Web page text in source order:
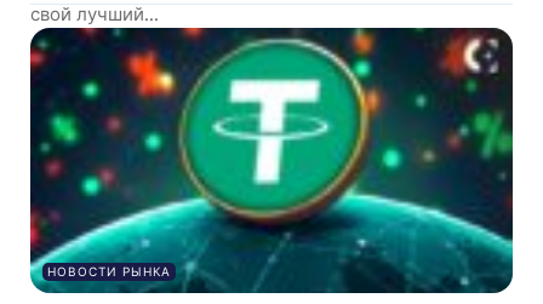
свой лучший...
НОВОСТИ РЫНКА